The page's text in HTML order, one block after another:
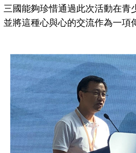
三國能夠珍惜通過此次活動在青
並將這種心與心的交流作為一項